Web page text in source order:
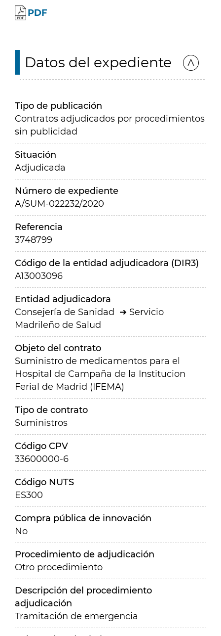
PDF
Datos del expediente
Tipo de publicación
Contratos adjudicados por procedimientos
sin publicidad
Situación
Adjudicada
Número de expediente
A/SUM-022232/2020
Referencia
3748799
Código de la entidad adjudicadora (DIR3)
A13003096
Entidad adjudicadora
Consejería de Sanidad
Servicio
Madrileño de Salud
Objeto del contrato
Suministro de medicamentos para el
Hospital de Campaña de la Institucion
Ferial de Madrid (IFEMA)
Tipo de contrato
Suministros
Código CPV
33600000-6
Código NUTS
ES300
Compra pública de innovación
No
Procedimiento de adjudicación
Otro procedimiento
Descripción del procedimiento
adjudicación
Tramitación de emergencia